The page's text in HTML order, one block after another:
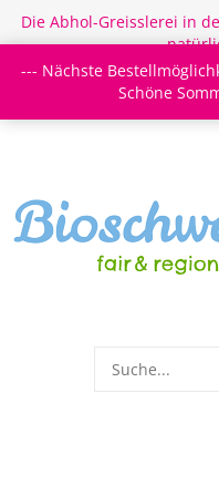
Die Abhol-Greisslerei in
Login/Register
--- Nächste
Schöne